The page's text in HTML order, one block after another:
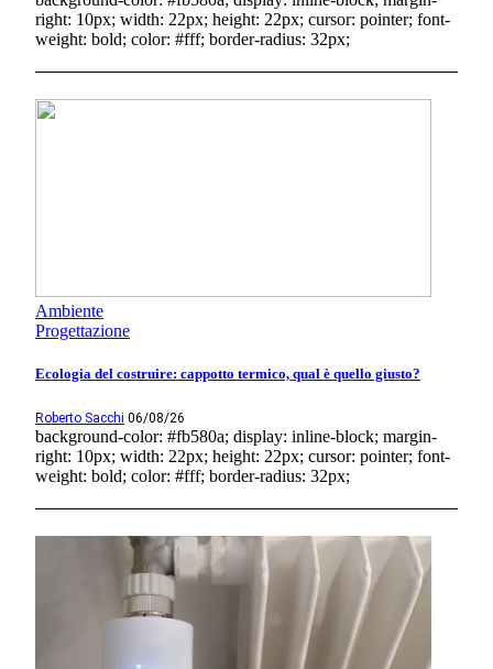
right: 10px; width: 22px; height: 22px; cursor: pointer; font-
weight: bold; color: #fff; border-radius: 32px;
Ambiente
Progettazione
Ecologia del costruire: cappotto termico, qual è quello giusto?
Roberto Sacchi 06/08/26
background-color: #fb580a; display: inline-block; margin-
right: 10px; width: 22px; height: 22px; cursor: pointer; font-
weight: bold; color: #fff; border-radius: 32px;